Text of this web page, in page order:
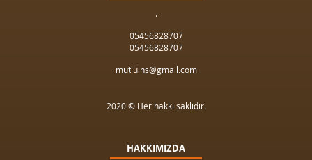
.
05456828707
05456828707
mutluins@gmail.com
2020 © Her hakkı saklıdır.
HAKKIMIZDA